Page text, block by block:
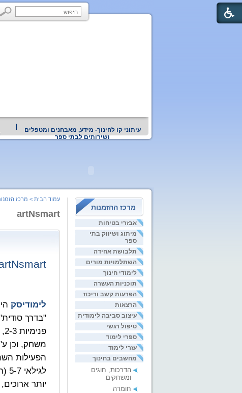
עיתוני קו לחינוך- מידע, מאבחנים ומטפלים
ושירותים לבתי ספר
מרכז ההזמנות
אבזרי בטיחות
מיתוג ושיווק בתי
ספר
תלבושת אחידה
השתלמויות מורים
לימודי חינוך
תוכניות העשרה
הפרעות קשב וריכוז
הרצאות
עיצוב סביבה לימודית
טיפול רגשי
ספרי לימוד
עזרי לימוד
מחשבים בחינוך
הדרכות, חוגים
ומשחקים
חומרה
עמוד הבית > מרכז
artNsmart
לימודיסק
"בדרך
משחק, וכן
הפעילות
לגילאי 5-7 (הכנה לעוברים לכיתה א')
יותר